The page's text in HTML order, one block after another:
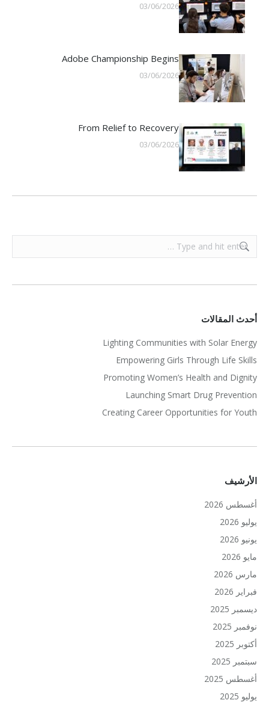
03/06/2026
Adobe Championship Begins
03/06/2026
From Relief to Recovery
03/06/2026
Search:
أحدث المقالات
Lighting Communities with Solar Energy
Empowering Girls Through Life Skills
Promoting Women’s Health and Dignity
Launching Smart Drug Prevention
Creating Career Opportunities for Youth
الأرشيف
أغسطس 2026
يوليو 2026
يونيو 2026
مايو 2026
مارس 2026
فبراير 2026
ديسمبر 2025
نوفمبر 2025
أكتوبر 2025
سبتمبر 2025
أغسطس 2025
يوليو 2025